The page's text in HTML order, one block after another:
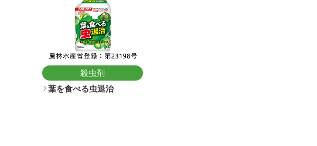
殺虫剤
葉を食べる虫退治